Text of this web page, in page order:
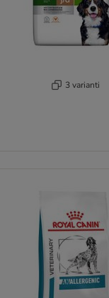
3 varianti